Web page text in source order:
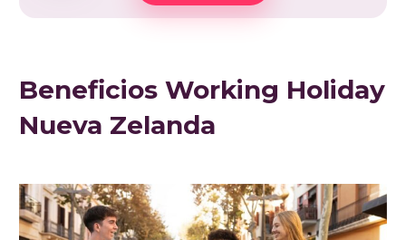
Beneficios Working Holiday
Nueva Zelanda